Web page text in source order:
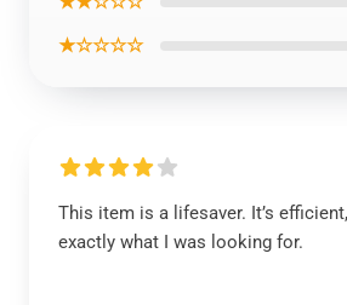
★☆☆☆☆
This item is a lifesaver. It’s
exactly what I was looking for.